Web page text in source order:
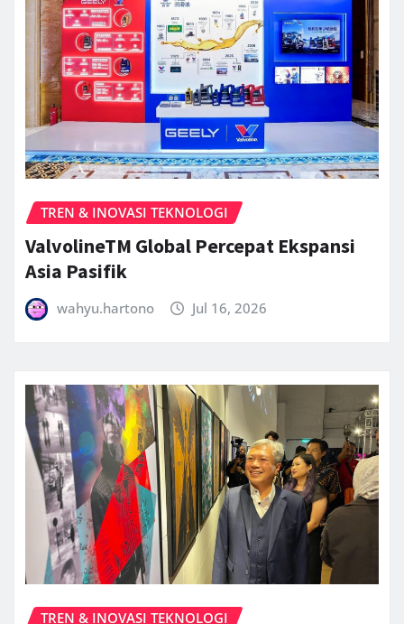
TREN & INOVASI TEKNOLOGI
ValvolineTM Global Percepat Ekspansi
Asia Pasifik
wahyu.hartono Jul 16, 2026
TREN & INOVASI TEKNOLOGI